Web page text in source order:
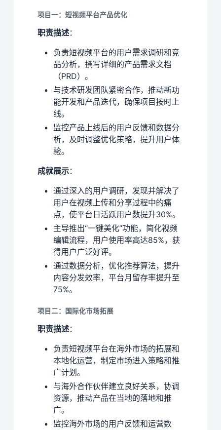
项目一：短视频平台产品优化
职责描述：
负责短视频平台的用户需求调研和竞
品分析，撰写详细的产品需求文档
（PRD）。
与技术研发团队紧密合作，推动新功
能开发和产品迭代，确保项目按时上
线。
监控产品上线后的用户反馈和数据分
析，及时调整优化策略，提升用户体
验。
成就展示：
通过深入的用户调研，发现并解决了
用户在视频上传和分享过程中的痛
点，使平台日活跃用户数提升30%。
主导推出“一键美化”功能，简化视频
编辑流程，用户使用率高达85%，获
得用户广泛好评。
通过数据分析，优化推荐算法，提升
内容分发效率，平台月留存率提升至
75%。
项目二：国际化市场拓展
职责描述：
负责短视频平台在海外市场的拓展和
本地化运营，制定市场进入策略和推
广计划。
与海外合作伙伴建立良好关系，协调
资源，推动产品在当地的落地和推
广。
监控海外市场的用户反馈和运营数